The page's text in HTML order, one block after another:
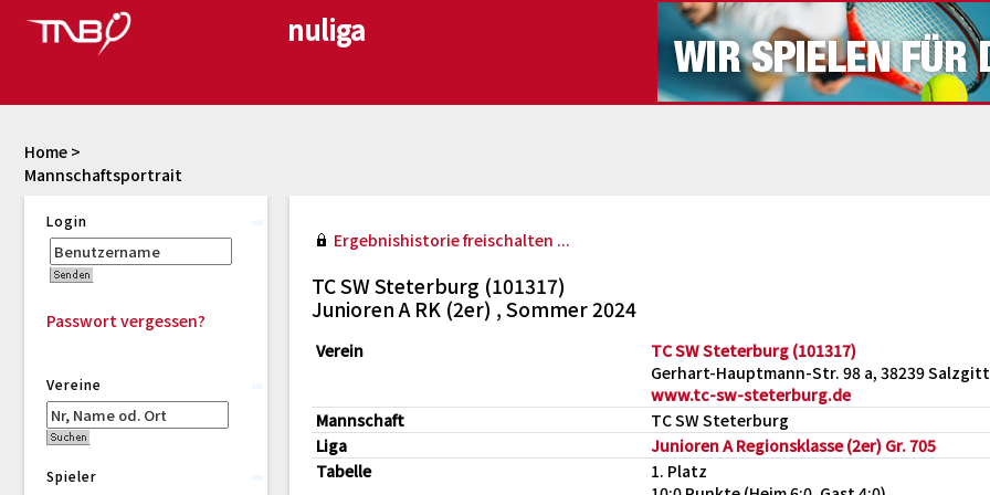
Mannschaftsportrait
Home >
Login
Passwort vergessen?
Vereine
Spieler
Ergebnishistorie freischalten ...
TC SW Steterburg (101317)
Junioren A RK (2er) , Sommer 2024
Verein
TC SW Steterburg (101317)
Gerhart-Hauptmann-Str. 98 a, 38239
www.tc-sw-steterburg.de
Mannschaft
TC SW Steterburg
Liga
Junioren A Regionsklasse (2er) Gr. 705
Tabelle
1. Platz